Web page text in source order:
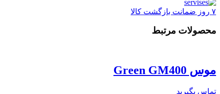
۷ روز ضمانت بازگشت کالا
محصولات مرتبط
موس Green GM400
تماس بگیرید